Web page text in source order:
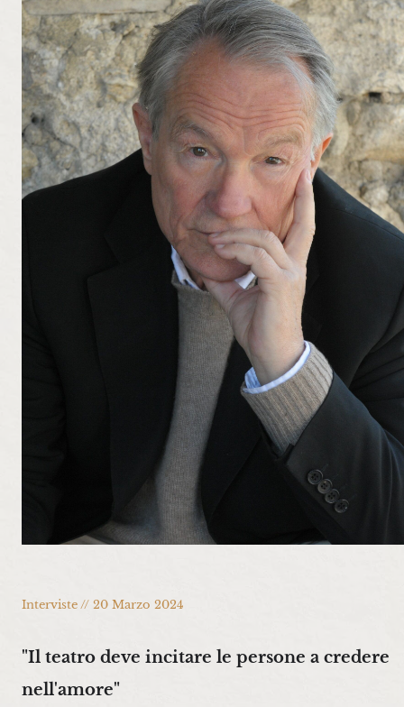
"Il teatro deve incitare le persone a credere
nell'amore"
Interviste // 20 Marzo 2024